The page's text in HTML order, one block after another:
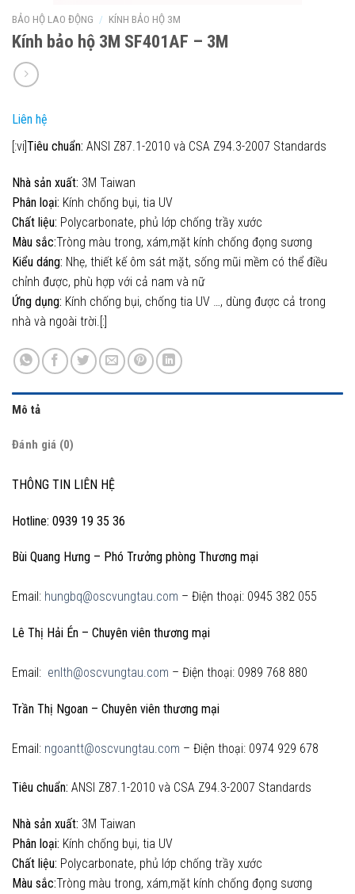
BẢO HỘ LAO ĐỘNG / KÍNH BẢO HỘ 3M
Kính bảo hộ 3M SF401AF – 3M
Liên hệ
[:vi]Tiêu chuẩn: ANSI Z87.1-2010 và CSA Z94.3-2007 Standards
Nhà sản xuất: 3M Taiwan
Phân loại: Kính chống bụi, tia UV
Chất liệu: Polycarbonate, phủ lớp chống trầy xước
Màu sắc:Tròng màu trong, xám,mặt kính chống đọng sương
Kiểu dáng: Nhẹ, thiết kế ôm sát mặt, sống mũi mềm có thể điều
chỉnh được, phù hợp với cả nam và nữ
Ứng dụng: Kính chống bụi, chống tia UV …, dùng được cả trong
nhà và ngoài trời.[:]
Mô tả
Đánh giá (0)
THÔNG TIN LIÊN HỆ
Hotline: 0939 19 35 36
Bùi Quang Hưng – Phó Trưởng phòng Thương mại
Email: hungbq@oscvungtau.com – Điện thoại: 0945 382 055
Lê Thị Hải Én – Chuyên viên thương mại
Email: enlth@oscvungtau.com – Điện thoại: 0989 768 880
Trần Thị Ngoan – Chuyên viên thương mại
Email: ngoantt@oscvungtau.com – Điện thoại: 0974 929 678
Tiêu chuẩn: ANSI Z87.1-2010 và CSA Z94.3-2007 Standards
Nhà sản xuất: 3M Taiwan
Phân loại: Kính chống bụi, tia UV
Chất liệu: Polycarbonate, phủ lớp chống trầy xước
Màu sắc:Tròng màu trong, xám,mặt kính chống đọng sương